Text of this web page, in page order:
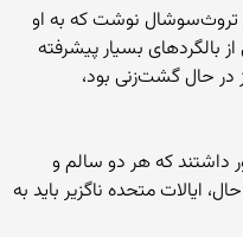
تروث‌سوشال نوشت که به او
بالگردهای بسیار پیشرفته
در حال گشت‌زنی بود،
داشتند که هر دو سالم و
ایالات متحده ناگزیر باید به